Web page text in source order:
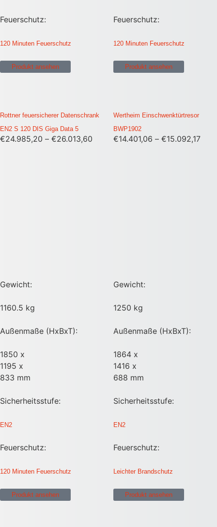
Feuerschutz:
120 Minuten Feuerschutz
Produkt ansehen
Feuerschutz:
120 Minuten Feuerschutz
Produkt ansehen
Rottner feuersicherer Datenschrank
EN2 S 120 DIS Giga Data 5
€24.985,20 – €26.013,60
Gewicht:
1160.5 kg
Außenmaße (HxBxT):
1850 x
1195 x
833 mm
Sicherheitsstufe:
EN2
Feuerschutz:
120 Minuten Feuerschutz
Produkt ansehen
Wertheim Einschwenktürtresor
BWP1902
€14.401,06 – €15.092,17
Gewicht:
1250 kg
Außenmaße (HxBxT):
1864 x
1416 x
688 mm
Sicherheitsstufe:
EN2
Feuerschutz:
Leichter Brandschutz
Produkt ansehen